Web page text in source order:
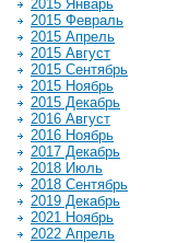
2015 Январь
2015 Февраль
2015 Апрель
2015 Август
2015 Сентябрь
2015 Ноябрь
2015 Декабрь
2016 Август
2016 Ноябрь
2017 Декабрь
2018 Июль
2018 Сентябрь
2019 Декабрь
2021 Ноябрь
2022 Апрель